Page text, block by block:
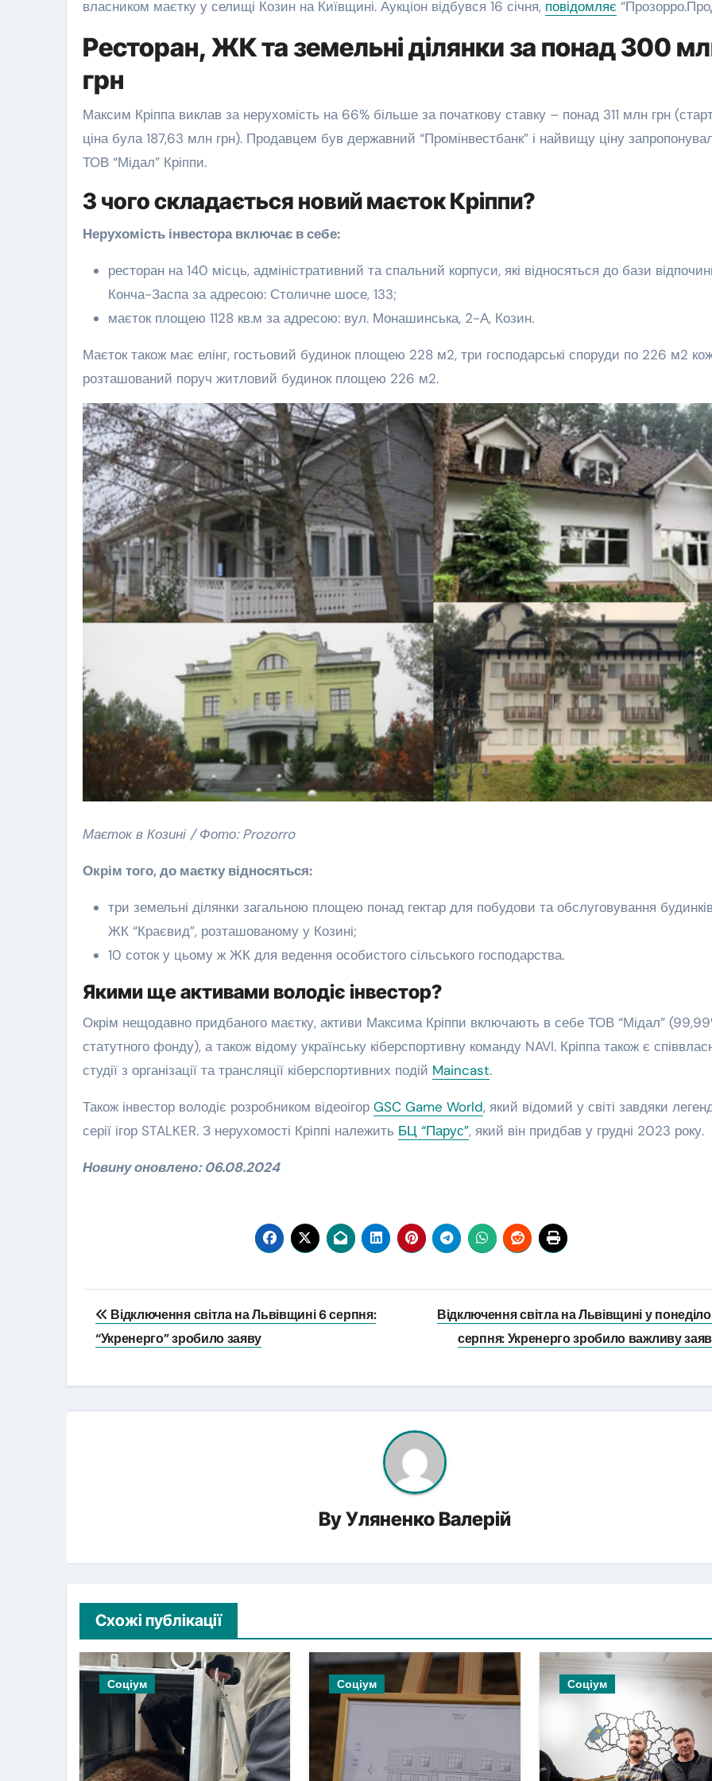
власником маєтку у селищі Козин на Київщині. Аукціон відбувся 16 січня, повідомляє
Ресторан, ЖК та земельні ділянки за понад 300
грн
Максим Кріппа виклав за нерухомість на 66% більше за початкову ставку – понад 311 млн грн
ціна була 187,63 млн грн). Продавцем був державний “Промінвестбанк” і найвищу ціну
ТОВ “Мідал” Кріппи.
З чого складається новий маєток Кріппи?
Нерухомість інвестора включає в себе:
ресторан на 140 місць, адміністративний та спальний корпуси, які відносяться до бази
Конча-Заспа за адресою: Столичне шосе, 133;
маєток площею 1128 кв.м за адресою: вул. Монашинська, 2-А, Козин.
Маєток також має елінг, гостьовий будинок площею 228 м2, три господарські споруди по 226 м2
розташований поруч житловий будинок площею 226 м2.
Маєток в Козині / Фото: Prozorro
Окрім того, до маєтку відносяться:
три земельні ділянки загальною площею понад гектар для побудови та обслуговування
ЖК “Краєвид”, розташованому у Козині;
10 соток у цьому ж ЖК для ведення особистого сільського господарства.
Якими ще активами володіє інвестор?
Окрім нещодавно придбаного маєтку, активи Максима Кріппи включають в себе ТОВ “Мідал”
статутного фонду), а також відому українську кіберспортивну команду NAVI. Кріппа також є
студії з організації та трансляції кіберспортивних подій Maincast.
Також інвестор володіє розробником відеоігор GSC Game World, який відомий у світі завдяки
серії ігор STALKER. З нерухомості Кріппі належить БЦ “Парус”, який він придбав у грудні 2023 року.
Новину оновлено: 06.08.2024
Навігація
записів
Відключення світла на Львівщині 6 серпня:
“Укренерго” зробило заяву
Відключення світла на Львівщині у
серпня: Укренерго зробило важливу
ByУляненко Валерій
Схожі публікації
Соціум Соціум Соціум